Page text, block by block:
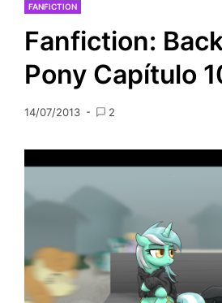
FANFICTION
Fanfiction:
Pony Capítulo
14/07/2013 2